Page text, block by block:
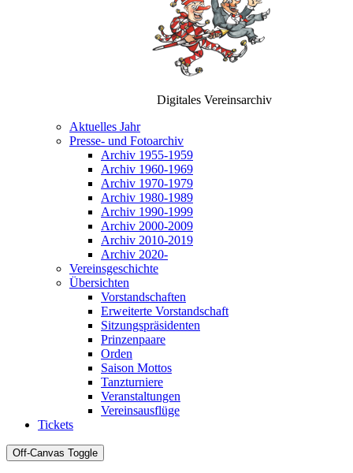
Digitales Vereinsarchiv
Aktuelles Jahr
Presse- und Fotoarchiv
Archiv 1955-1959
Archiv 1960-1969
Archiv 1970-1979
Archiv 1980-1989
Archiv 1990-1999
Archiv 2000-2009
Archiv 2010-2019
Archiv 2020-
Vereinsgeschichte
Übersichten
Vorstandschaften
Erweiterte Vorstandschaft
Sitzungspräsidenten
Prinzenpaare
Orden
Saison Mottos
Tanzturniere
Veranstaltungen
Vereinsausflüge
Tickets
Off-Canvas Toggle